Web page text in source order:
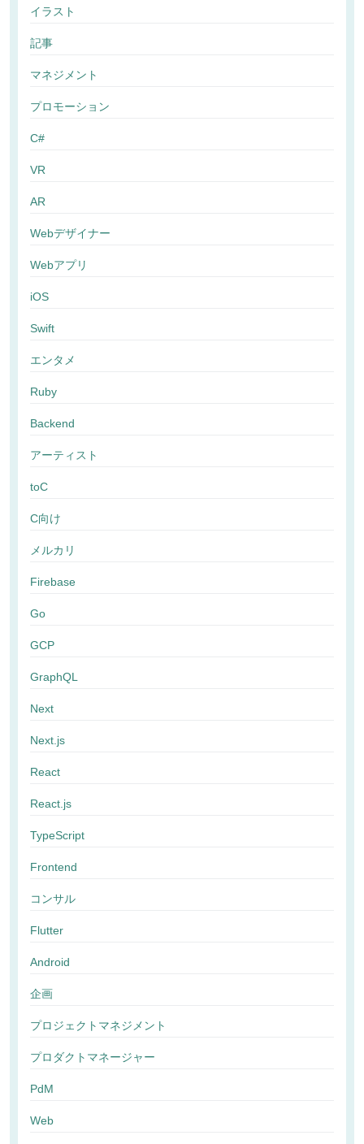
イラスト
記事
マネジメント
プロモーション
C#
VR
AR
Webデザイナー
Webアプリ
iOS
Swift
エンタメ
Ruby
Backend
アーティスト
toC
C向け
メルカリ
Firebase
Go
GCP
GraphQL
Next
Next.js
React
React.js
TypeScript
Frontend
コンサル
Flutter
Android
企画
プロジェクトマネジメント
プロダクトマネージャー
PdM
Web